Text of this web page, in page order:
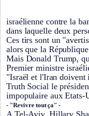
israélienne contre la
dans laquelle deux
Ces tirs sont un
alors que la
Mais Donald Trump,
Premier ministre
"Israël et l'Iran doivent
Truth Social le
impopulaire aux Etats-
- "Revivre tout ça" -